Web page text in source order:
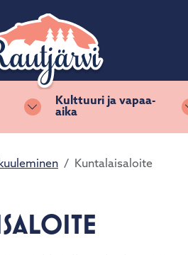
Vaihda alasvetovalikkoa
Kulttuuri ja vapaa-
aika
Kuntalaisaloite